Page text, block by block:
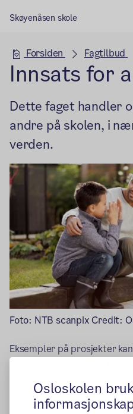
Osloskolen
Skøyenåsen skole
Forsiden Fagtilbud
Innsats for
Dette faget handler
andre på skolen, i
verden.
Foto: NTB scanpix Credit:
Eksempler på prosjekter
familier i nærområdet med å
eller i klassene, planlegge
eldresenter.